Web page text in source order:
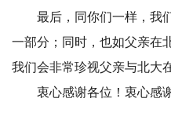
最后，同你们一样，我
一部分；同时，也如父亲在
我们会非常珍视父亲与北大
衷心感谢各位！衷心感